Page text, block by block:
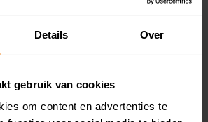
Details Over
gebruik van cookies
om content en advertenties te
alle verkochte woningen (koopsom
lang gratis updates van nieuwe